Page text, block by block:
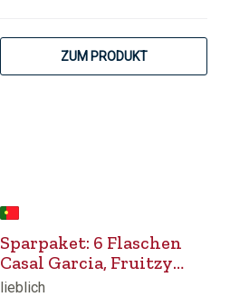
ZUM PRODUKT
Sparpaket: 6 Flaschen
Casal Garcia, Fruitzy
Strawberry
lieblich